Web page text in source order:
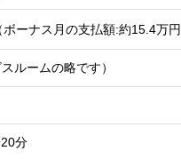
ボーナス月の支払額:約15.4万円
ルームの略です）
分